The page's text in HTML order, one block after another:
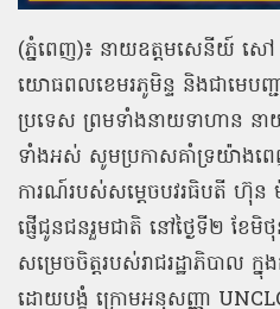
(ភ្នំពេញ)៖ នាយឧត្តមសេនីយ៍ សៅ
យោធពលខេមរភូមិន្ទ និងជាមេបញ្ជា
ប្រទេស ព្រមទាំងនាយទាហាន ន
ទាំងអស់ សូមប្រកាសគាំទ្រយ៉ាងព
ការណ៍របស់សម្តេចបវរធិបតី ហ៊ុន ម៉
ផ្ញើជូនជនរួមជាតិ នៅថ្ងៃទី២ ខែមិ
សម្រេចចិត្តរបស់រាជរដ្ឋាភិបាល ក្នុង
ដោយបង្ខំ ក្រោមអនុសញ្ញា